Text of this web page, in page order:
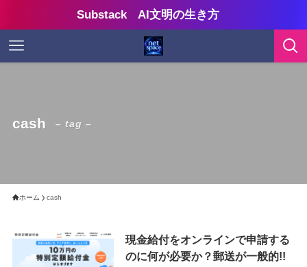
Substack AI文明の生き方
cash – tag –
ホーム cash
現金給付をオンラインで申請する
のに何が必要か？郵送が一般的!!